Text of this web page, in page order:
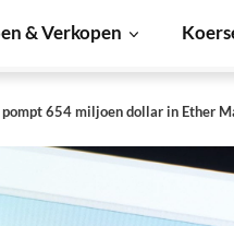
& Verkopen
654 miljoen dollar in Ether